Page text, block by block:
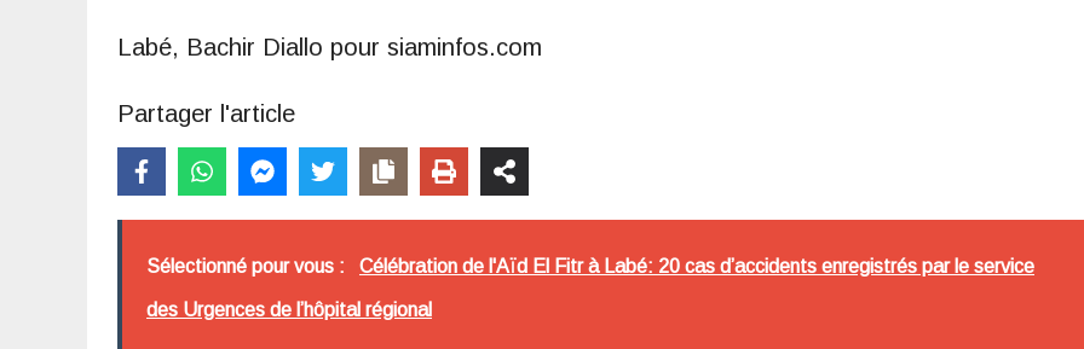
Labé, Bachir Diallo pour siaminfos.com
Partager l'article
Sélectionné pour vous : Célébration de l'Aïd El Fitr à Labé: 20 cas d’accidents enregistrés par le service
des Urgences de l’hôpital régional